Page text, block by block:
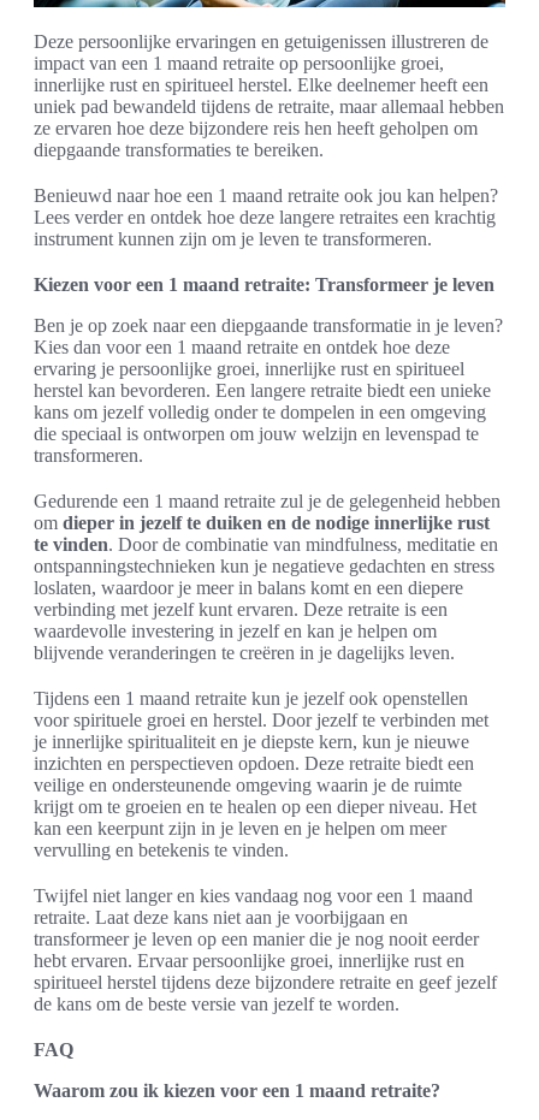
Deze persoonlijke ervaringen en getuigenissen illustreren de
impact van een 1 maand retraite op persoonlijke groei,
innerlijke rust en spiritueel herstel. Elke deelnemer heeft een
uniek pad bewandeld tijdens de retraite, maar allemaal hebben
ze ervaren hoe deze bijzondere reis hen heeft geholpen om
diepgaande transformaties te bereiken.
Benieuwd naar hoe een 1 maand retraite ook jou kan helpen?
Lees verder en ontdek hoe deze langere retraites een krachtig
instrument kunnen zijn om je leven te transformeren.
Kiezen voor een 1 maand retraite: Transformeer je leven
Ben je op zoek naar een diepgaande transformatie in je leven?
Kies dan voor een 1 maand retraite en ontdek hoe deze
ervaring je persoonlijke groei, innerlijke rust en spiritueel
herstel kan bevorderen. Een langere retraite biedt een unieke
kans om jezelf volledig onder te dompelen in een omgeving
die speciaal is ontworpen om jouw welzijn en levenspad te
transformeren.
Gedurende een 1 maand retraite zul je de gelegenheid hebben
om dieper in jezelf te duiken en de nodige innerlijke rust
te vinden. Door de combinatie van mindfulness, meditatie en
ontspanningstechnieken kun je negatieve gedachten en stress
loslaten, waardoor je meer in balans komt en een diepere
verbinding met jezelf kunt ervaren. Deze retraite is een
waardevolle investering in jezelf en kan je helpen om
blijvende veranderingen te creëren in je dagelijks leven.
Tijdens een 1 maand retraite kun je jezelf ook openstellen
voor spirituele groei en herstel. Door jezelf te verbinden met
je innerlijke spiritualiteit en je diepste kern, kun je nieuwe
inzichten en perspectieven opdoen. Deze retraite biedt een
veilige en ondersteunende omgeving waarin je de ruimte
krijgt om te groeien en te healen op een dieper niveau. Het
kan een keerpunt zijn in je leven en je helpen om meer
vervulling en betekenis te vinden.
Twijfel niet langer en kies vandaag nog voor een 1 maand
retraite. Laat deze kans niet aan je voorbijgaan en
transformeer je leven op een manier die je nog nooit eerder
hebt ervaren. Ervaar persoonlijke groei, innerlijke rust en
spiritueel herstel tijdens deze bijzondere retraite en geef jezelf
de kans om de beste versie van jezelf te worden.
FAQ
Waarom zou ik kiezen voor een 1 maand retraite?